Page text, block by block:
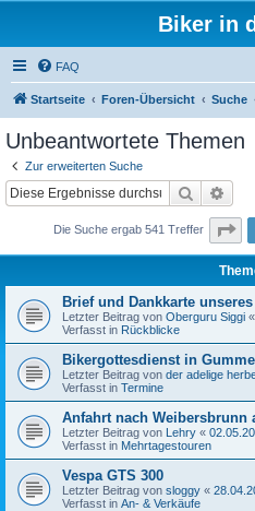
Biker in
FAQ
Startseite Foren-Übersicht Suche
Unbeantwortete Themen
Zur erweiterten Suche
Suche
Die Suche ergab 541 Treffer
Brief und Dankkarte
Letzter Beitrag von Oberguru Siggi «
Verfasst in Rückblicke
Bikergottesdienst in
Letzter Beitrag von der adelige
Verfasst in Termine
Anfahrt nach Weibersbrunn
Letzter Beitrag von Lehry «
Verfasst in Mehrtagestouren
Vespa GTS 300
Letzter Beitrag von sloggy «
Verfasst in An- & Verkäufe